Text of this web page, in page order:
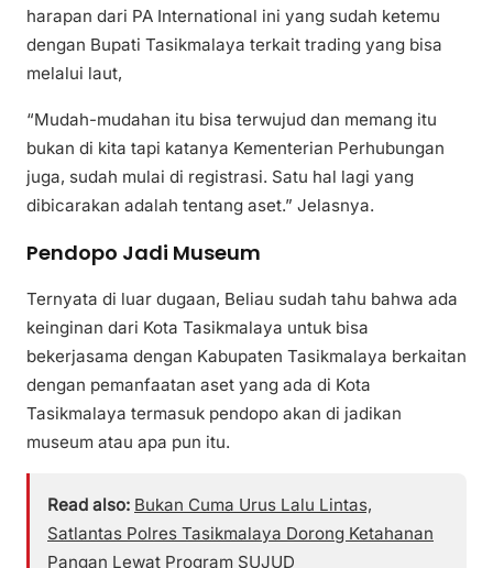
harapan dari PA International ini yang sudah ketemu
dengan Bupati Tasikmalaya terkait trading yang bisa
melalui laut,
“Mudah-mudahan itu bisa terwujud dan memang itu
bukan di kita tapi katanya Kementerian Perhubungan
juga, sudah mulai di registrasi. Satu hal lagi yang
dibicarakan adalah tentang aset.” Jelasnya.
Pendopo Jadi Museum
Ternyata di luar dugaan, Beliau sudah tahu bahwa ada
keinginan dari Kota Tasikmalaya untuk bisa
bekerjasama dengan Kabupaten Tasikmalaya berkaitan
dengan pemanfaatan aset yang ada di Kota
Tasikmalaya termasuk pendopo akan di jadikan
museum atau apa pun itu.
Read also: Bukan Cuma Urus Lalu Lintas,
Satlantas Polres Tasikmalaya Dorong Ketahanan
Pangan Lewat Program SUJUD